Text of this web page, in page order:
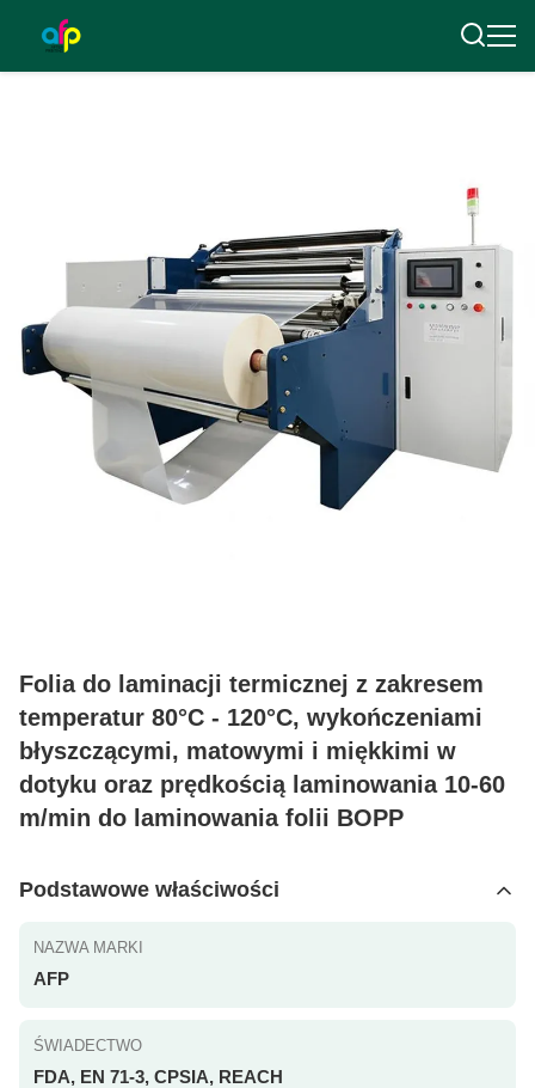
Folia do laminacji termicznej z zakresem
temperatur 80°C - 120°C, wykończeniami
błyszczącymi, matowymi i miękkimi w
dotyku oraz prędkością laminowania 10-60
m/min do laminowania folii BOPP
Podstawowe właściwości
NAZWA MARKI
AFP
ŚWIADECTWO
FDA, EN 71-3, CPSIA, REACH